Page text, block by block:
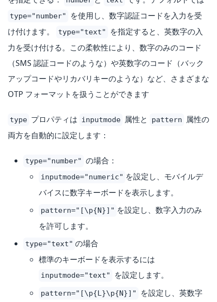
type="number"
を使用し、数字認証コードを入力を受
け付けます。
type="text"
を指定すると、英数字の入
力を受け付ける。この柔軟性により、数字のみのコード
（SMS 認証コードのような）や英数字のコード（バック
アップコードやリカバリキーのような）など、さまざまな
OTP フォーマットを扱うことができます
type プロパティは inputmode 属性と pattern
属性の
両方を自動的に設定します：
type="number" の場合：
inputmode="numeric" を設定し、モバイルデ
バイスに数字キーボードを表示します。
pattern="[\p{N}]" を設定し、数字入力のみ
を許可します。
type="text" の場合
標準のキーボードを表示するには
inputmode="text" を設定します。
pattern="[\p{L}\p{N}]"
を設定し、英数字